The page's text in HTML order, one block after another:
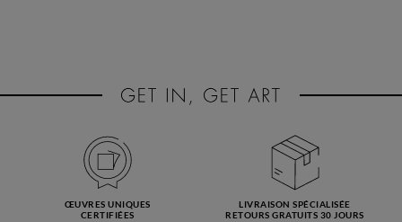
ŒUVRES UNIQUES
CERTIFIÉES
LIVRAISON SPÉCIALISÉE
RETOURS GRATUITS 30 JOURS